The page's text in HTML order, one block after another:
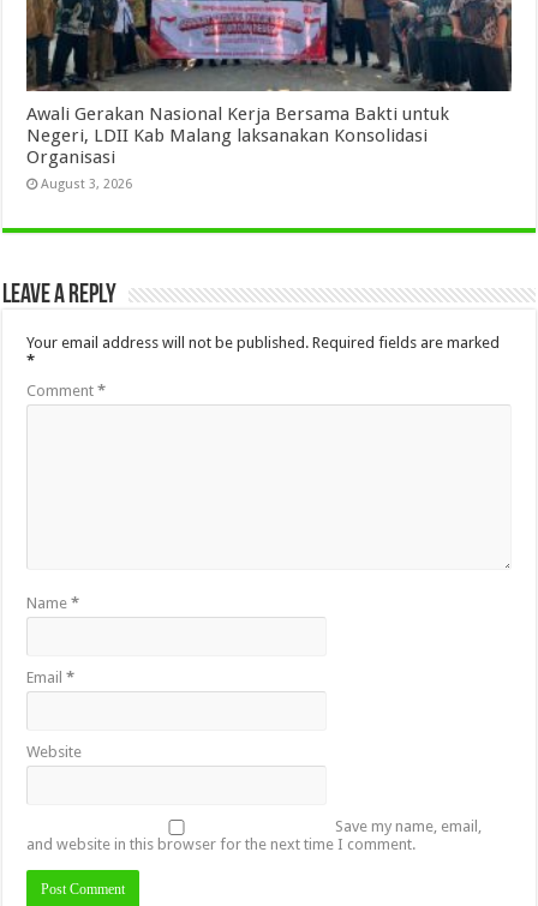
Awali Gerakan Nasional Kerja Bersama Bakti untuk
Negeri, LDII Kab Malang laksanakan Konsolidasi
Organisasi
August 3, 2026
Leave a Reply
Your email address will not be published. Required fields are marked
*
Comment*
Name*
Email*
Website
Save my name, email,
and website in this browser for the next time I comment.